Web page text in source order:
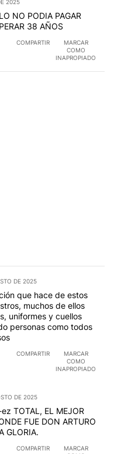
2025
NO PODIA PAGAR
38 AÑOS
COMPARTIR
MARCAR
COMO
INAPROPIADO
DE 2025
que hace de estos
muchos de ellos
uniformes y cuellos
personas como todos
COMPARTIR
MARCAR
COMO
INAPROPIADO
DE 2025
TOTAL, EL MEJOR
FUE DON ARTURO
GLORIA.
COMPARTIR
MARCAR